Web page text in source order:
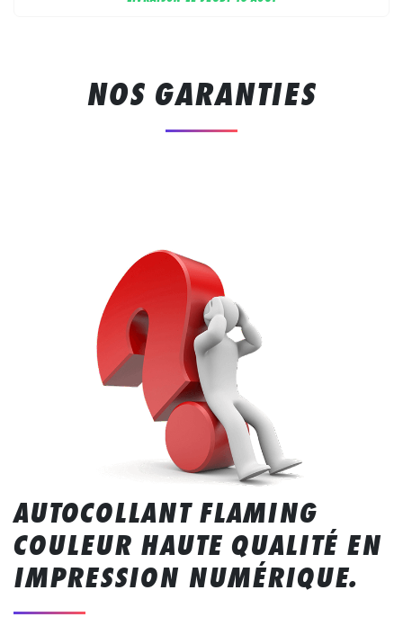
NOS GARANTIES
AUTOCOLLANT FLAMING
COULEUR HAUTE QUALITÉ EN
IMPRESSION NUMÉRIQUE.